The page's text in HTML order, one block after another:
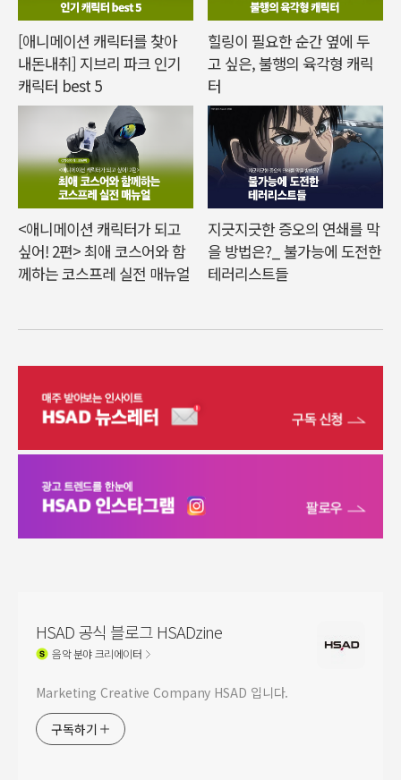
[애니메이션 캐릭터를 찾아
내돈내취] 지브리 파크 인기
캐릭터 best 5
힐링이 필요한 순간 옆에 두
고 싶은, 불행의 육각형 캐릭
터
<애니메이션 캐릭터가 되고
싶어! 2편> 최애 코스어와 함
께하는 코스프레 실전 매뉴얼
지긋지긋한 증오의 연쇄를 막
을 방법은?_ 불가능에 도전한
테러리스트들
HSAD 공식 블로그 HSADzine
음악분야 크리에이터
Marketing Creative Company HSAD 입니다.
구독하기